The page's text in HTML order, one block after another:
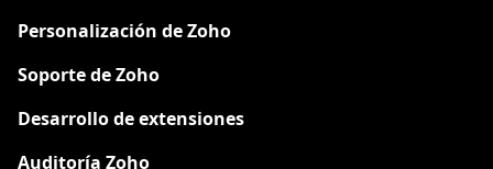
Personalización de Zoho
Soporte de Zoho
Desarrollo de extensiones
Auditoría Zoho